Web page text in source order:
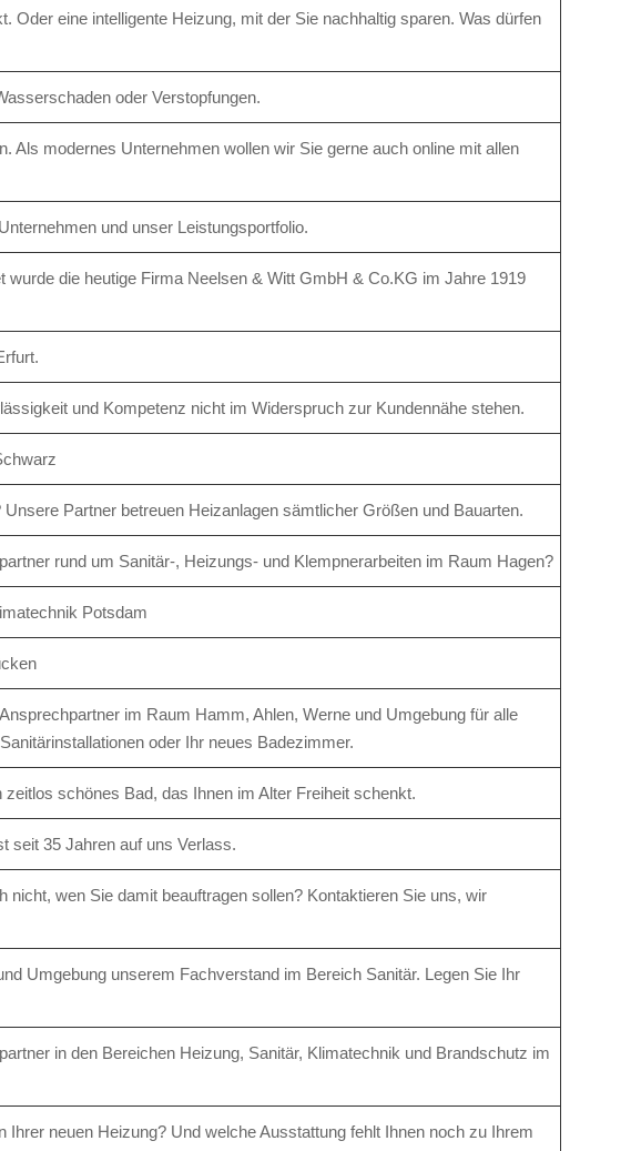
Oder eine intelligente Heizung, mit der Sie nachhaltig sparen. Was dürfen
oder Verstopfungen.
Als modernes Unternehmen wollen wir Sie gerne auch online mit allen
und unser Leistungsportfolio.
die heutige Firma Neelsen & Witt GmbH & Co.KG im Jahre 1919
und Kompetenz nicht im Widerspruch zur Kundennähe stehen.
Partner betreuen Heizanlagen sämtlicher Größen und Bauarten.
rund um Sanitär-, Heizungs- und Klempnerarbeiten im Raum Hagen?
Potsdam
im Raum Hamm, Ahlen, Werne und Umge­bung für alle
oder Ihr neues Bade­zimmer.
schönes Bad, das Ihnen im Alter Freiheit schenkt.
seit 35 Jahren auf uns Verlass.
wen Sie damit beauftragen sollen? Kontaktieren Sie uns, wir
Umgebung unserem Fachverstand im Bereich Sanitär. Legen Sie Ihr
in den Bereichen Heizung, Sanitär, Klimatechnik und Brandschutz im
neuen Heizung? Und welche Ausstattung fehlt Ihnen noch zu Ihrem